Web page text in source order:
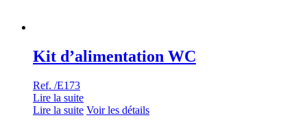
Kit d’alimentation WC
Ref. /E173
Lire la suite
Lire la suite Voir les détails